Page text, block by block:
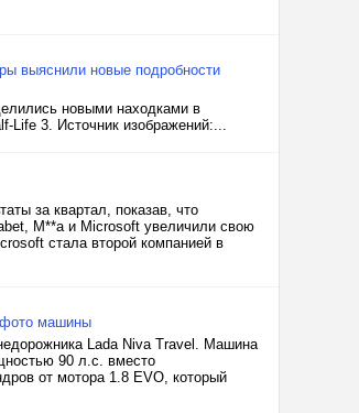
выяснили новые подробности
новыми находками в
Life 3. Источник изображений:...
за квартал, показав, что
M**a и Microsoft увеличили свою
стала второй компанией в
фото машины
Lada Niva Travel. Машина
90 л.с. вместо
от мотора 1.8 EVO, который